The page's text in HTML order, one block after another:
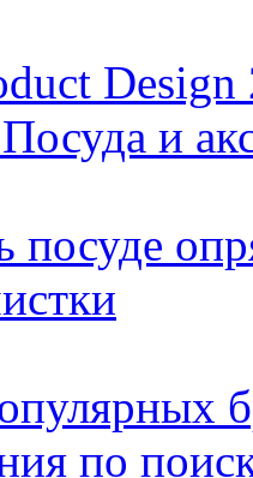
Design
и
посуде
по